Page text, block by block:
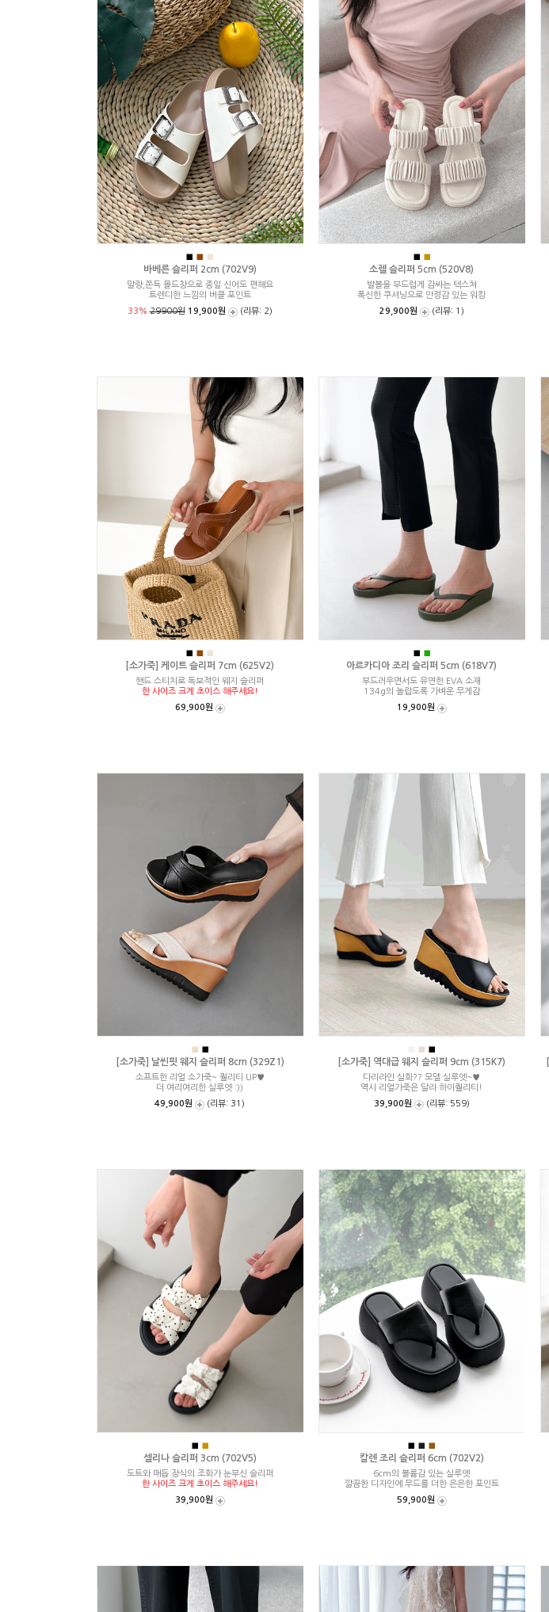
■ ■
바베른 슬리퍼 2cm (702V9)
말랑,쫀득 몰드창으로 종일 신어도 편해요
트렌디한 느낌의 버클 포인트
33%29900원 19,900원 (리뷰: 2)
■ ■
소렐 슬리퍼 5cm (520V8)
발볼을 부드럽게 감싸는 텍스쳐
폭신한 쿠셔닝으로 안정감 있는 워킹
29,900원
(리뷰: 1)
■ ■
[소가죽] 케이트 슬리퍼 7cm (625V2)
핸드 스티치로 독보적인 웨지 슬리퍼
한 사이즈 크게 초이스 해주세요!
69,900원
■ ■
아르카디아 조리 슬리퍼 5cm (618V7)
부드러우면서도 유연한 EVA 소재
134g의 놀랍도록 가벼운 무게감
19,900원
■ ■
[소가죽] 날씬핏 웨지 슬리퍼 8cm (329Z1)
소프트한 리얼 소가죽~ 퀄리티 UP♥
더 여리여리한 실루엣 :))
49,900원
(리뷰: 31)
■
[소가죽] 역대급 웨지 슬리퍼 9cm (315K7)
다리라인 실화?? 모델 실루엣~♥
역시 리얼가죽은 달라 하이퀄리티!
39,900원
(리뷰: 559)
■ ■
셀리나 슬리퍼 3cm (702V5)
도트와 매듭 장식의 조화가 눈부신 슬리퍼
한 사이즈 크게 초이스 해주세요!
39,900원
■ ■ ■
칼렌 조리 슬리퍼 6cm (702V2)
6cm의 볼륨감 있는 실루엣
깔끔한 디자인에 무드를 더한 은은한 포인트
59,900원